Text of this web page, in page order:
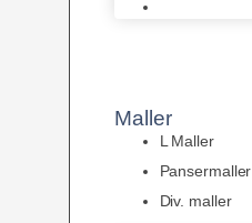
Maller
L Maller
Pansermaller
Div. maller